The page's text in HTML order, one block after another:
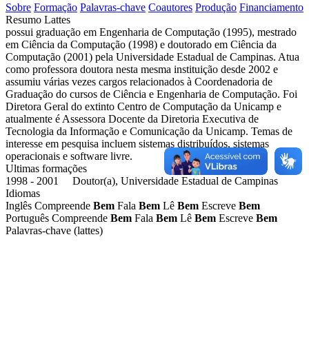
Sobre Formação Palavras-chave Coautores Produção Financiamento
Resumo Lattes
possui graduação em Engenharia de Computação (1995), mestrado
em Ciência da Computação (1998) e doutorado em Ciência da
Computação (2001) pela Universidade Estadual de Campinas. Atua
como professora doutora nesta mesma instituição desde 2002 e
assumiu várias vezes cargos relacionados à Coordenadoria de
Graduação do cursos de Ciência e Engenharia de Computação. Foi
Diretora Geral do extinto Centro de Computação da Unicamp e
atualmente é Assessora Docente da Diretoria Executiva de
Tecnologia da Informação e Comunicação da Unicamp. Temas de
interesse em pesquisa incluem sistemas distribuídos, sistemas
operacionais e software livre.
Ultimas formações
1998 - 2001 Doutor(a), Universidade Estadual de Campinas
Idiomas
Inglês Compreende Bem Fala Bem Lê Bem Escreve Bem
Português Compreende Bem Fala Bem Lê Bem Escreve Bem
Palavras-chave (lattes)